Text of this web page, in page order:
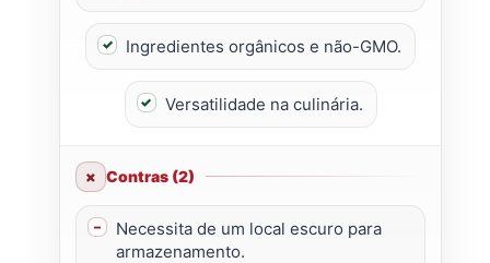
Ingredientes orgânicos e não-GMO.
Versatilidade na culinária.
Contras (2)
Necessita de um local escuro para
armazenamento.